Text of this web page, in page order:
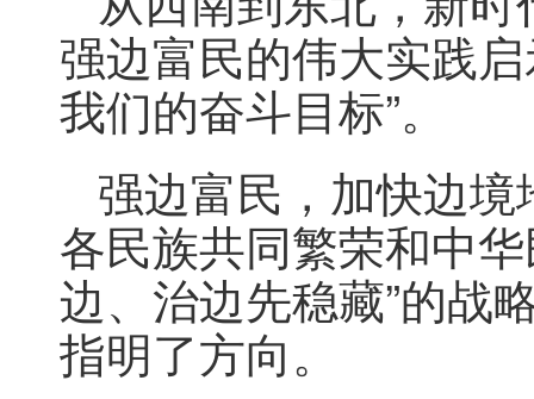
强边富民的伟大实践
我们的奋斗目标”。
强边富民，加快边
各民族共同繁荣和中
边、治边先稳藏”的战
指明了方向。